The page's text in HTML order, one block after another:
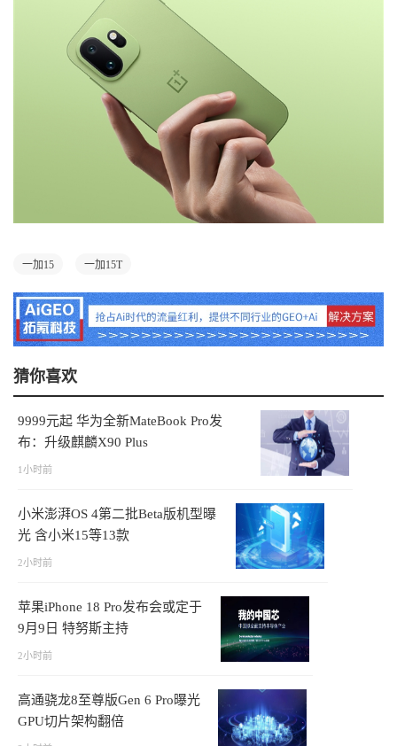
一加15 一加15T
猜你喜欢
9999元起 华为全新MateBook Pro发
布：升级麒麟X90 Plus
1小时前
小米澎湃OS 4第二批Beta版机型曝
光 含小米15等13款
2小时前
苹果iPhone 18 Pro发布会或定于
9月9日 特努斯主持
2小时前
高通骁龙8至尊版Gen 6 Pro曝光
GPU切片架构翻倍